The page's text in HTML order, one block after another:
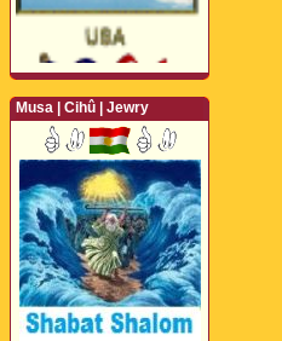
Musa | Cihû | Jewry